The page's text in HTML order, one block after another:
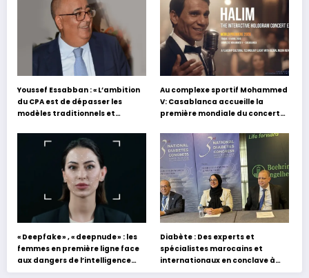
Youssef Essabban : « L’ambition
du CPA est de dépasser les
modèles traditionnels et
s’appuyant sur le partage des
expériences »
Au complexe sportif Mohammed
V: Casablanca accueille la
première mondiale du concert
Hafez
« Deepfake » , « deepnude » : les
femmes en première ligne face
aux dangers de l’intelligence
artificielle
Diabète : Des experts et
spécialistes marocains et
internationaux en conclave à
Tanger